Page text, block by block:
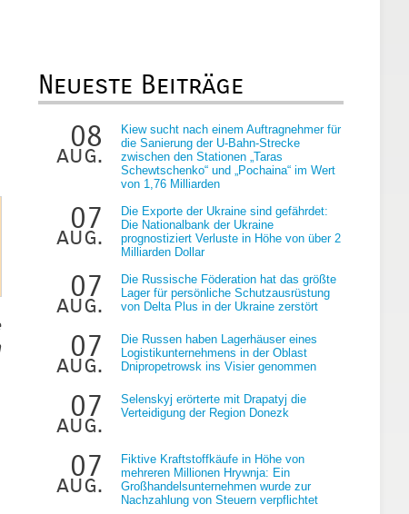
Neueste Beiträge
08
aug.
Kiew sucht nach einem Auftragnehmer für
die Sanierung der U-Bahn-Strecke
zwischen den Stationen „Taras
Schewtschenko“ und „Pochaina“ im Wert
von 1,76 Milliarden
07
aug.
Die Exporte der Ukraine sind gefährdet:
Die Nationalbank der Ukraine
prognostiziert Verluste in Höhe von über 2
Milliarden Dollar
07
aug.
Die Russische Föderation hat das größte
Lager für persönliche Schutzausrüstung
von Delta Plus in der Ukraine zerstört
07
aug.
Die Russen haben Lagerhäuser eines
Logistikunternehmens in der Oblast
Dnipropetrowsk ins Visier genommen
07
aug.
Selenskyj erörterte mit Drapatyj die
Verteidigung der Region Donezk
07
aug.
Fiktive Kraftstoffkäufe in Höhe von
mehreren Millionen Hrywnja: Ein
Großhandelsunternehmen wurde zur
Nachzahlung von Steuern verpflichtet